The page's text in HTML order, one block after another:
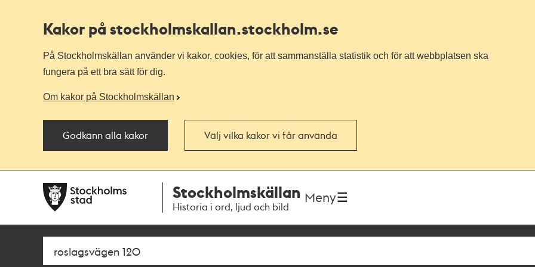
Kakor på stockholmskallan.stockholm.se
På Stockholmskällan använder vi kakor, cookies, för att sammanställa statistik och för att webbplatsen ska
fungera på ett bra sätt för dig.
Om kakor på Stockholmskällan
Godkänn alla kakor Välj vilka kakor vi får använda
navigationen
huvudinnehållet
Stockholmskällan
Historia i ord, ljud och bild
Meny
Sök